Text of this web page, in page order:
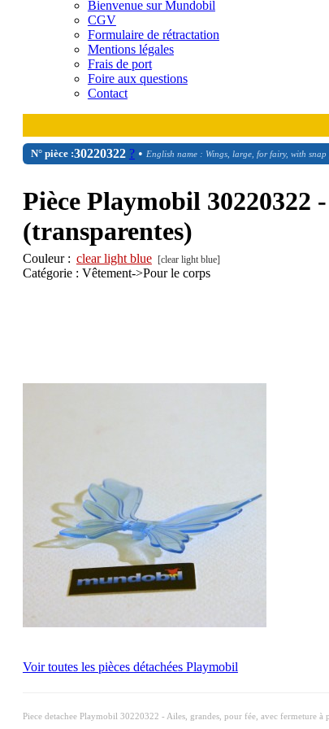
Bienvenue sur Mundobil
CGV
Formulaire de rétractation
Mentions légales
Frais de port
Foire aux questions
Contact
N° pièce :30220322 ?• English name : Wings, large, for fairy, with
Pièce Playmobil 30220322
(transparentes)
Couleur : clear light blue [clear light blue]
Catégorie : Vêtement->Pour le corps
Voir toutes les pièces détachées Playmobil
Piece detachee Playmobil 30220322 - Ailes, grandes, pour fée, avec fermeture à